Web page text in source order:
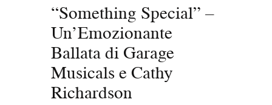
“Something Special” –
Un’Emozionante
Ballata di Garage
Musicals e Cathy
Richardson